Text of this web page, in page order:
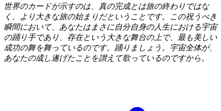
世界のカードが示すのは、真の完成とは旅の終わりではな
く、より大きな旅の始まりだということです。この祝うべき
瞬間において、あなたはまさに自分自身の人生における宇宙
の踊り手であり、存在という大きな舞台の上で、最も美しい
成功の舞を舞っているのです。踊りましょう。宇宙全体が、
あなたの成し遂げたことを讃えて歌っているのですから。